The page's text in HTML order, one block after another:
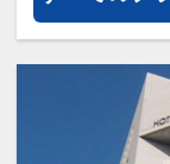
JAL
トマ